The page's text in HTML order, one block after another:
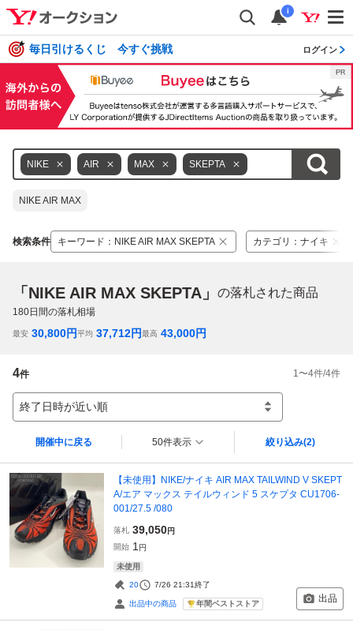
i
毎日引けるくじ 今すぐ挑戦 ログイン
NIKE AIR MAX SKEPTA
NIKE AIR MAX
検索条件 キーワード ： NIKE AIR MAX SKEPTA カテゴリ ： ナイキ
「NIKE AIR MAX SKEPTA」 の落札された商品
180日間の落札相場
最安 30,800円平均 37,712円最高 43,000円
4件 1 〜4件/4件
終了日時が近い順
開催中に戻る 50件表示 絞り込み(2)
【未使用】NIKE/ナイキ AIR MAX TAILWIND V SKEPT
A/エア マックス テイルウィンド 5 スケプタ CU1706-
001/27.5 /080
落札 39,050円
開始 1 円
未使用
20 7/26 21:31終了
出品中の商品 年間ベストストア 出品